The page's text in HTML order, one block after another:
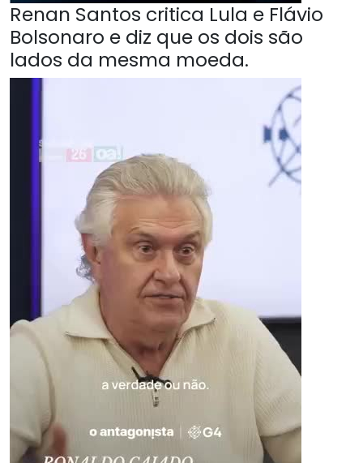
Renan Santos critica Lula e Flávio
Bolsonaro e diz que os dois são
lados da mesma moeda.